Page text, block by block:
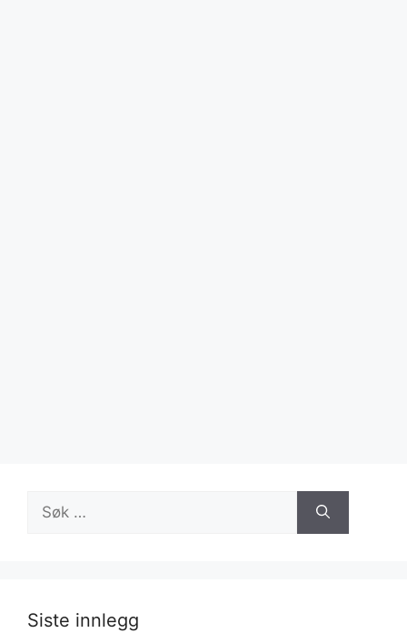
Søk
etter:
Siste innlegg